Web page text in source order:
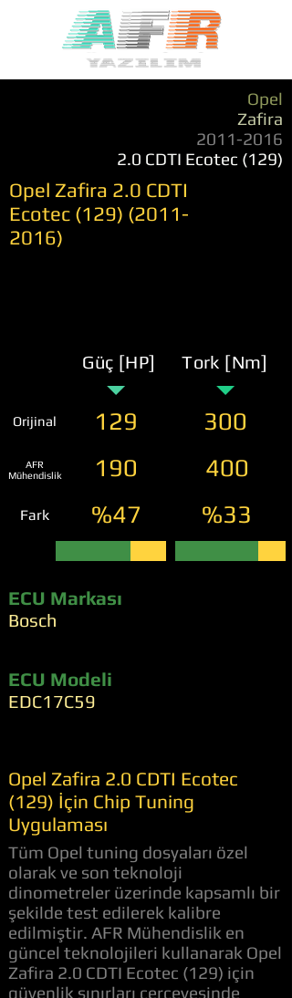
Opel
Zafira
2011-2016
2.0 CDTI Ecotec (129)
Opel Zafira 2.0 CDTI
Ecotec (129) (2011-
2016)
Güç [HP] Tork [Nm]
Orijinal 129 300
AFR
Mühendislik
190 400
Fark %47 %33
ECU Markası
Bosch
ECU Modeli
EDC17C59
Opel Zafira 2.0 CDTI Ecotec
(129) İçin Chip Tuning
Uygulaması
Tüm Opel tuning dosyaları özel
olarak ve son teknoloji
dinometreler üzerinde kapsamlı bir
şekilde test edilerek kalibre
edilmiştir. AFR Mühendislik en
güncel teknolojileri kullanarak Opel
Zafira 2.0 CDTI Ecotec (129) için
güvenlik sınırları çerçevesinde